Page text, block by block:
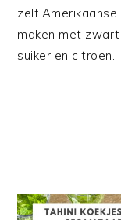
zelf Amerikaanse
maken met
suiker en citroen.